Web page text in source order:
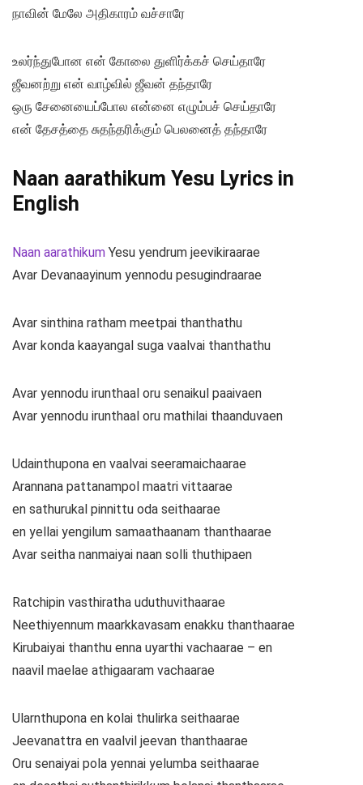
நாவின் மேலே அதிகாரம் வச்சாரே
உலர்ந்துபோன என் கோலை துளிர்க்கச் செய்தாரே
ஜீவனற்று என் வாழ்வில் ஜீவன் தந்தாரே
ஒரு சேனையைப்போல என்னை எழும்பச் செய்தாரே
என் தேசத்தை சுதந்தரிக்கும் பெலனைத் தந்தாரே
Naan aarathikum Yesu Lyrics in
English
Naan aarathikum Yesu yendrum jeevikiraarae
Avar Devanaayinum yennodu pesugindraarae
Avar sinthina ratham meetpai thanthathu
Avar konda kaayangal suga vaalvai thanthathu
Avar yennodu irunthaal oru senaikul paaivaen
Avar yennodu irunthaal oru mathilai thaanduvaen
Udainthupona en vaalvai seeramaichaarae
Arannana pattanampol maatri vittaarae
en sathurukal pinnittu oda seithaarae
en yellai yengilum samaathaanam thanthaarae
Avar seitha nanmaiyai naan solli thuthipaen
Ratchipin vasthiratha uduthuvithaarae
Neethiyennum maarkkavasam enakku thanthaarae
Kirubaiyai thanthu enna uyarthi vachaarae – en
naavil maelae athigaaram vachaarae
Ularnthupona en kolai thulirka seithaarae
Jeevanattra en vaalvil jeevan thanthaarae
Oru senaiyai pola yennai yelumba seithaarae